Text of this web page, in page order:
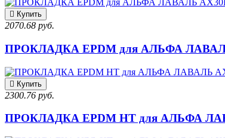
Купить
2070.68 руб.
ПРОКЛАДКА EPDM для АЛЬФА
Купить
2300.76 руб.
ПРОКЛАДКА EPDM HT для АЛЬФА